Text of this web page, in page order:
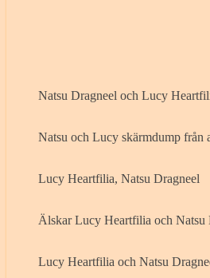
Natsu Dragneel och Lucy
Natsu och Lucy skärmdump från
Lucy Heartfilia, Natsu Dragneel
Älskar Lucy Heartfilia och Natsu
Lucy Heartfilia och Natsu